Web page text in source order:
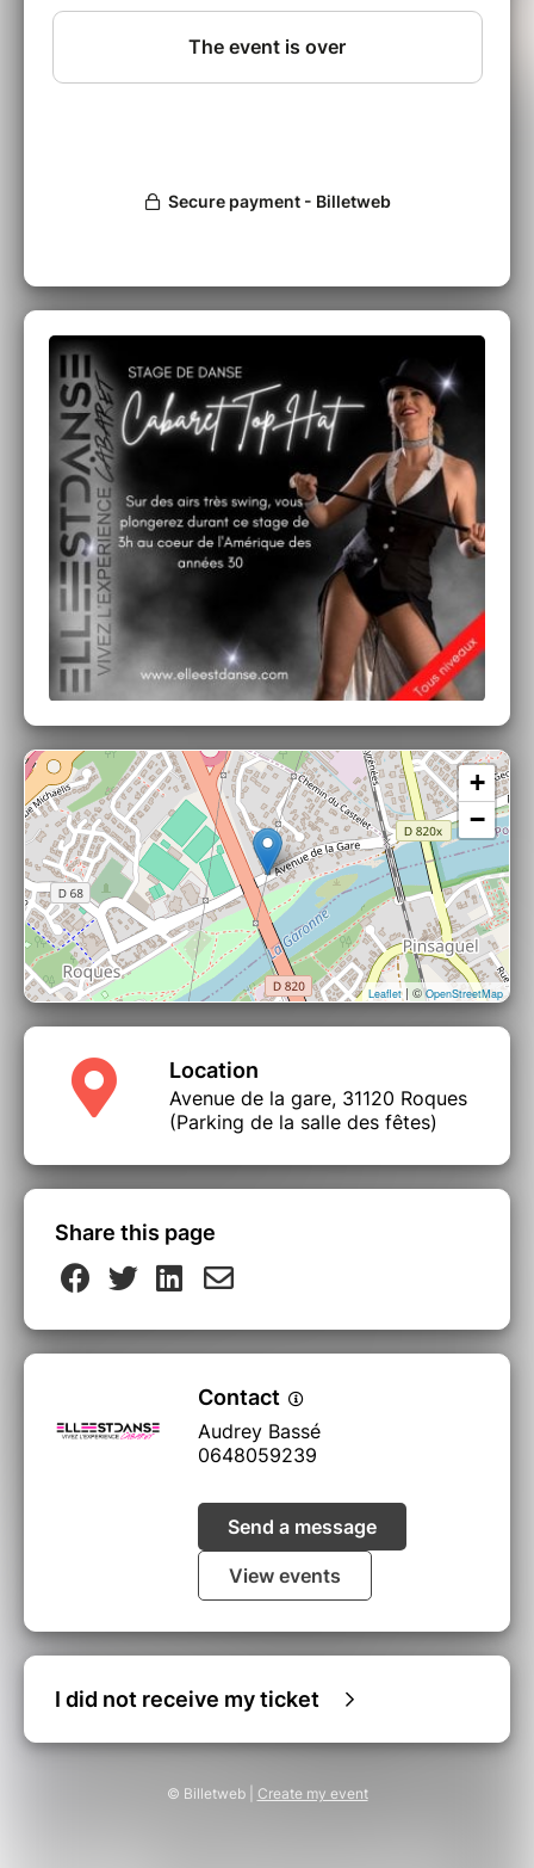
vous apprendrez une chorégraphie qui vous
fera voyager dans les années 30 aux Etats-
Unis. Pour ce stage une cane et un chapeau
vous seront prêtés.
A QUI S'ADRESSE CE STAGE?
TARIF: 49€
Billets non échangeables et non
remboursables sous aucune condition
Nous contacter pour:
Paiement par CHEQUES VACANCES
+
−
Leaflet| ©OpenStreetMap
Location
Avenue de la gare, 31120 Roques
(Parking de la salle des fêtes)
Share this page
Contact
Audrey Bassé
0648059239
Send a message
View events
I did not receive my ticket
© Billetweb | Create my event